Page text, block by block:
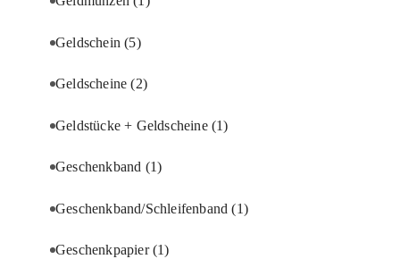
Geldschein(5)
Geldscheine(2)
Geldstücke + Geldscheine (1)
Geschenkband (1)
Geschenkband/Schleifenband(1)
Geschenkpapier(1)